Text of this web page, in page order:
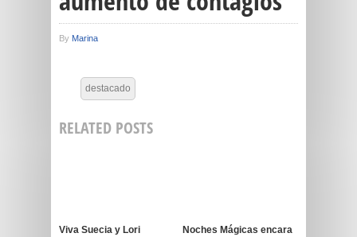
By Marina
destacado
RELATED POSTS
Viva Suecia y Lori
Noches Mágicas encara